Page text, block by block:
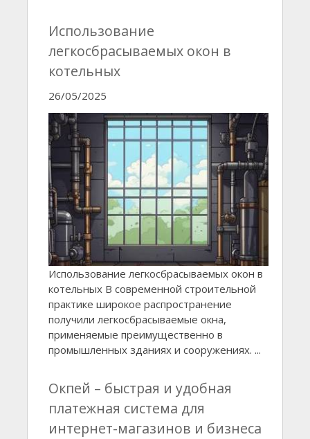
Использование
легкосбрасываемых окон в
котельных
26/05/2025
Использование легкосбрасываемых окон в
котельных В современной строительной
практике широкое распространение
получили легкосбрасываемые окна,
применяемые преимущественно в
промышленных зданиях и сооружениях. ...
Окпей – быстрая и удобная
платежная система для
интернет-магазинов и бизнеса